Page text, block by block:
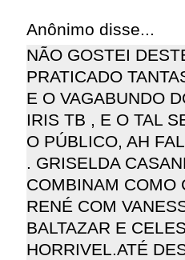
Anônimo disse...
NÃO GOSTEI
PRATICADO
E O VAGABUNDO
IRIS TB , E O TAL
O PÚBLICO, AH
. GRISELDA
COMBINAM COMO
RENÉ COM
BALTAZAR E
HORRIVEL.ATÉ